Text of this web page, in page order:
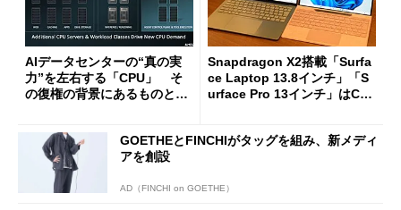
AIデータセンターの“真の実
力”を左右する「CPU」 そ
の復権の背景にあるものと
Snapdragon X2搭載「Surfa
ce Laptop 13.8インチ」「S
urface Pro 13インチ」はCop
た
GOETHEとFINCHIがタッグを組み、新メディ
アを創設
AD（FINCHI on GOETHE）